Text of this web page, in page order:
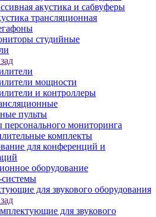
акустика и сабвуферы
трансляционная
студийные
мощности
и контроллеры
пульты
мониторинга
комплекты
для конференций и
оборудование
системы
для звукового оборудования
для звукового